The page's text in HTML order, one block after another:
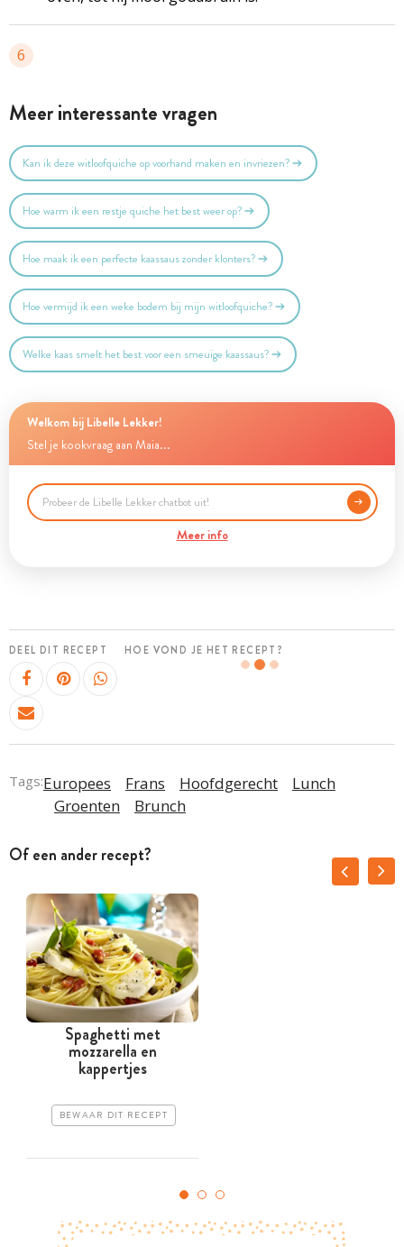
6
Meer interessante vragen
Kan ik deze witloofquiche op voorhand maken en invriezen?
Hoe warm ik een restje quiche het best weer op?
Hoe maak ik een perfecte kaassaus zonder klonters?
Hoe vermijd ik een weke bodem bij mijn witloofquiche?
Welke kaas smelt het best voor een smeuïge kaassaus?
Welkom bij Libelle Lekker!
Stel je kookvraag aan Maia...
Meer info
DEEL DIT RECEPT HOE VOND JE HET RECEPT?
Tags:Europees Frans Hoofdgerecht
Lunch
Groenten
Brunch
Of een ander recept?
Spaghetti met
mozzarella en
kappertjes
BEWAAR DIT RECEPT